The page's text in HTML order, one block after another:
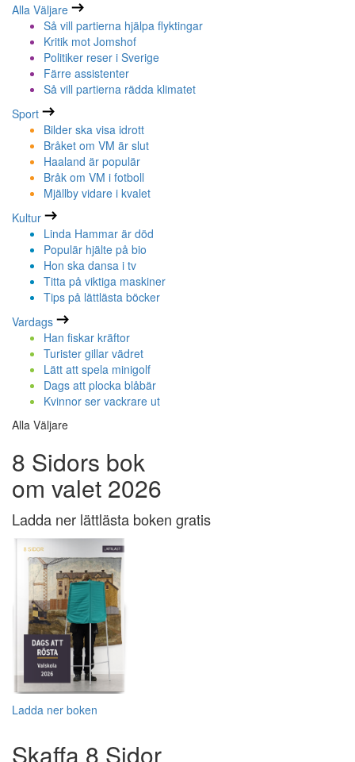
Alla Väljare
Så vill partierna hjälpa flyktingar
Kritik mot Jomshof
Politiker reser i Sverige
Färre assistenter
Så vill partierna rädda klimatet
Sport
Bilder ska visa idrott
Bråket om VM är slut
Haaland är populär
Bråk om VM i fotboll
Mjällby vidare i kvalet
Kultur
Linda Hammar är död
Populär hjälte på bio
Hon ska dansa i tv
Titta på viktiga maskiner
Tips på lättlästa böcker
Vardags
Han fiskar kräftor
Turister gillar vädret
Lätt att spela minigolf
Dags att plocka blåbär
Kvinnor ser vackrare ut
Alla Väljare
8 Sidors bok
om valet 2026
Ladda ner lättlästa boken gratis
Ladda ner boken
Skaffa 8 Sidor